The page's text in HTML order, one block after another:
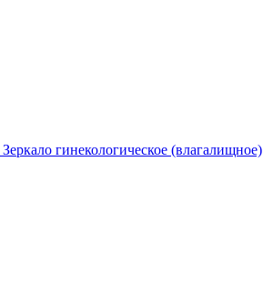
Зеркало гинекологическое (влагалищное)